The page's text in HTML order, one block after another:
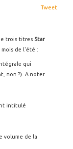
Tweet
trois titres Star
de l'été :
qui
non ?). A noter
intitulé
volume de la